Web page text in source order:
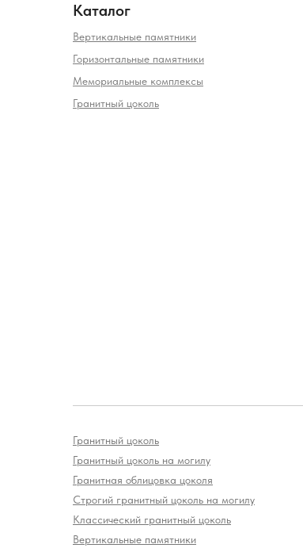
Каталог
Вертикальные памятники
Горизонтальные памятники
Мемориальные комплексы
Гранитный цоколь
Гранитный цоколь
Гранитный цоколь на могилу
Гранитная облицовка цоколя
Строгий гранитный цоколь на могилу
Классический гранитный цоколь
Вертикальные памятники